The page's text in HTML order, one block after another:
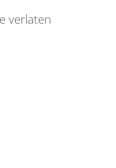
verlaten